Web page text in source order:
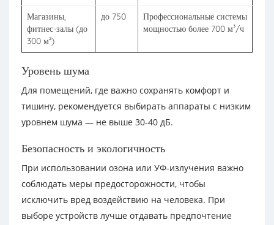
Магазины,
фитнес-залы (до
300 м²)
до 750
Профессиональные системы
мощностью более 700 м³/ч
Уровень шума
Для помещений, где важно сохранять комфорт и
тишину, рекомендуется выбирать аппараты с низким
уровнем шума — не выше 30-40 дБ.
Безопасность и экологичность
При использовании озона или УФ-излучения важно
соблюдать меры предосторожности, чтобы
исключить вред воздействию на человека. При
выборе устройств лучше отдавать предпочтение